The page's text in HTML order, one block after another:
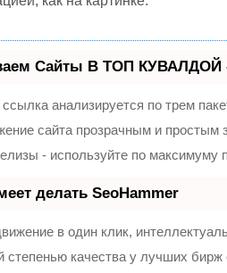
Сайты В ТОП КУВАЛДОЙ -
анализируется по трем
сайта прозрачным и
- используйте по
делать SeoHammer
в один клик,
степенью качества у лучших бирж